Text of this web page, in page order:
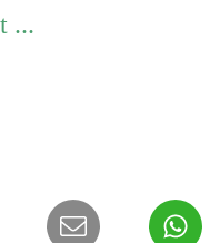
...